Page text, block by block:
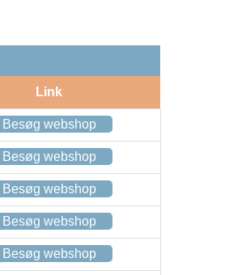
Link
Besøg webshop
Besøg webshop
Besøg webshop
Besøg webshop
Besøg webshop